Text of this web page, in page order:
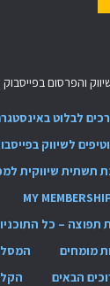
והפרסום בפייסבוק
MY
תפוצה – כל
מומחים
הבאים